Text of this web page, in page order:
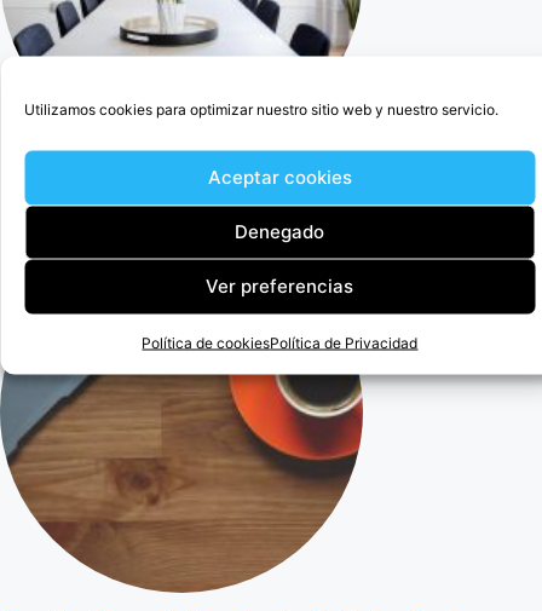
Utilizamos cookies para optimizar nuestro sitio web y nuestro servicio.
Aceptar cookies
Denegado
Ver preferencias
Política de cookiesPolítica de Privacidad
Cercedilla Abogado Para Anular Ogisaka Garden